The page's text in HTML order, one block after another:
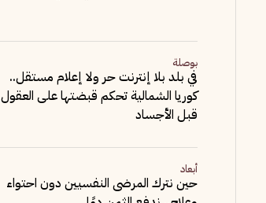
بوصلة
في بلد بلا إنترنت حر ولا إعلام مستقل..
كوريا الشمالية تحكم قبضتها على العقول
قبل الأجساد
أبعاد
حين نترك المرضى النفسيين دون احتواء